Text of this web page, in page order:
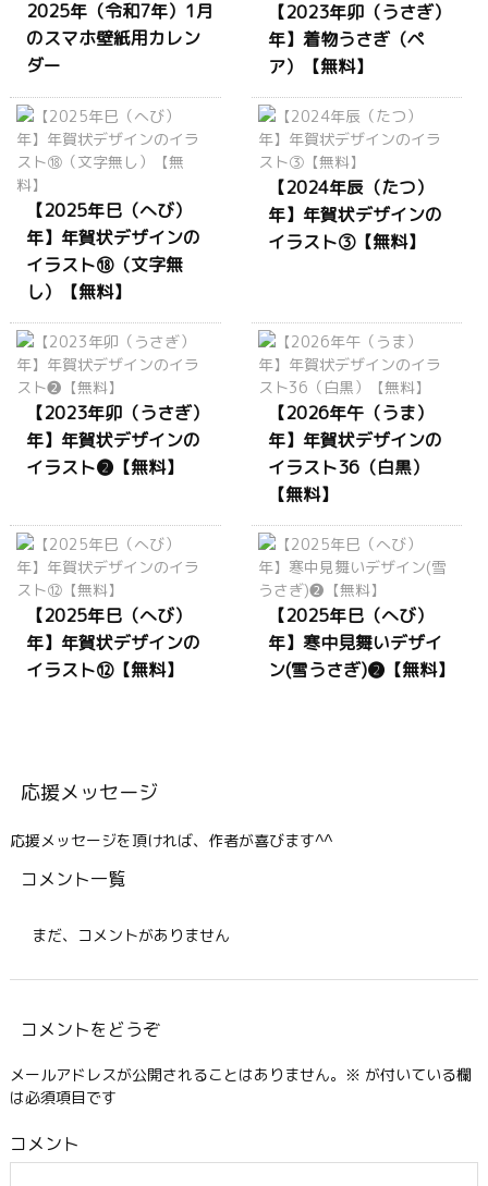
2025年（令和7年）1月
のスマホ壁紙用カレン
ダー
【2023年卯（うさぎ）
年】着物うさぎ（ペ
ア）【無料】
【2025年巳（へび）
年】年賀状デザインの
イラスト⑱（文字無
し）【無料】
【2024年辰（たつ）
年】年賀状デザインの
イラスト③【無料】
【2023年卯（うさぎ）
年】年賀状デザインの
イラスト❷【無料】
【2026年午（うま）
年】年賀状デザインの
イラスト36（白黒）
【無料】
【2025年巳（へび）
年】年賀状デザインの
イラスト⑫【無料】
【2025年巳（へび）
年】寒中見舞いデザイ
ン(雪うさぎ)❷【無料】
応援メッセージ
応援メッセージを頂ければ、作者が喜びます^^
コメント一覧
まだ、コメントがありません
コメントをどうぞ
メールアドレスが公開されることはありません。 ※ が付いている欄
は必須項目です
コメント